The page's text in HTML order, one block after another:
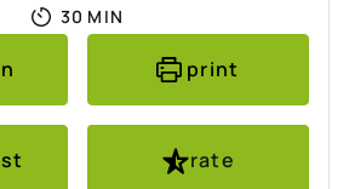
30 MINUTEN
MIN
print
rate